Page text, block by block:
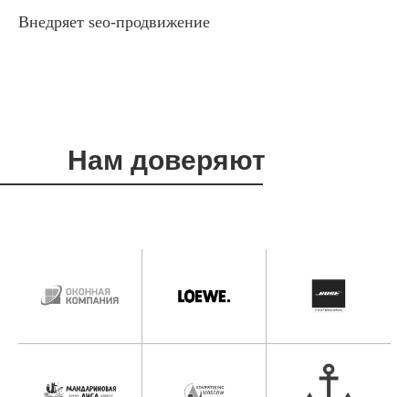
Внедряет seo-продвижение
Нам доверяют